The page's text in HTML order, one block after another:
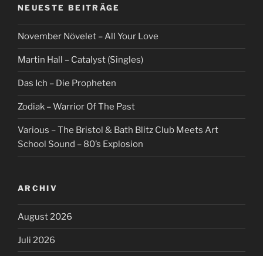
NEUESTE BEITRÄGE
November Növelet – All Your Love
Martin Hall – Catalyst (Singles)
Das Ich – Die Propheten
Zodiak – Warrior Of The Past
Various – The Bristol & Bath Blitz Club Meets Art
School Sound – 80’s Explosion
ARCHIV
August 2026
Juli 2026